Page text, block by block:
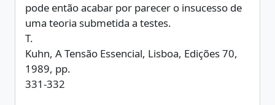
pode então acabar por parecer o insucesso de
uma teoria submetida a testes.
T.
Kuhn, A Tensão Essencial, Lisboa, Edições 70,
1989, pp.
331-332